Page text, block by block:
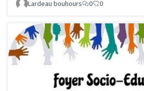
Lardeau bouhours 0 0